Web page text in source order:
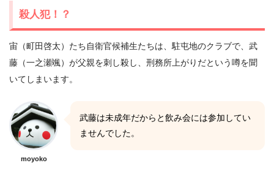
殺人犯！？
宙（町田啓太）たち自衛官候補生たちは、駐屯地のクラブで、武
藤（一之瀬颯）が父親を刺し殺し、刑務所上がりだという噂を聞
いてしまいます。
moyoko
武藤は未成年だからと飲み会には参加してい
ませんでした。